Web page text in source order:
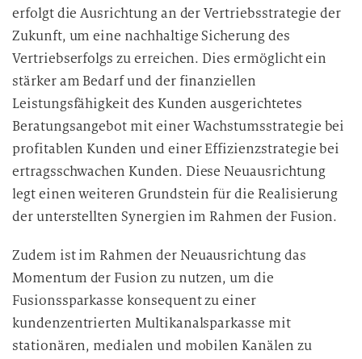
erfolgt die Ausrichtung an der Vertriebsstrategie der
Zukunft, um eine nachhaltige Sicherung des
Vertriebserfolgs zu erreichen. Dies ermöglicht ein
stärker am Bedarf und der finanziellen
Leistungsfähigkeit des Kunden ausgerichtetes
Beratungsangebot mit einer Wachstumsstrategie bei
profitablen Kunden und einer Effizienzstrategie bei
ertragsschwachen Kunden. Diese Neuausrichtung
legt einen weiteren Grundstein für die Realisierung
der unterstellten Synergien im Rahmen der Fusion.
Zudem ist im Rahmen der Neuausrichtung das
Momentum der Fusion zu nutzen, um die
Fusionssparkasse konsequent zu einer
kundenzentrierten Multikanalsparkasse mit
stationären, medialen und mobilen Kanälen zu